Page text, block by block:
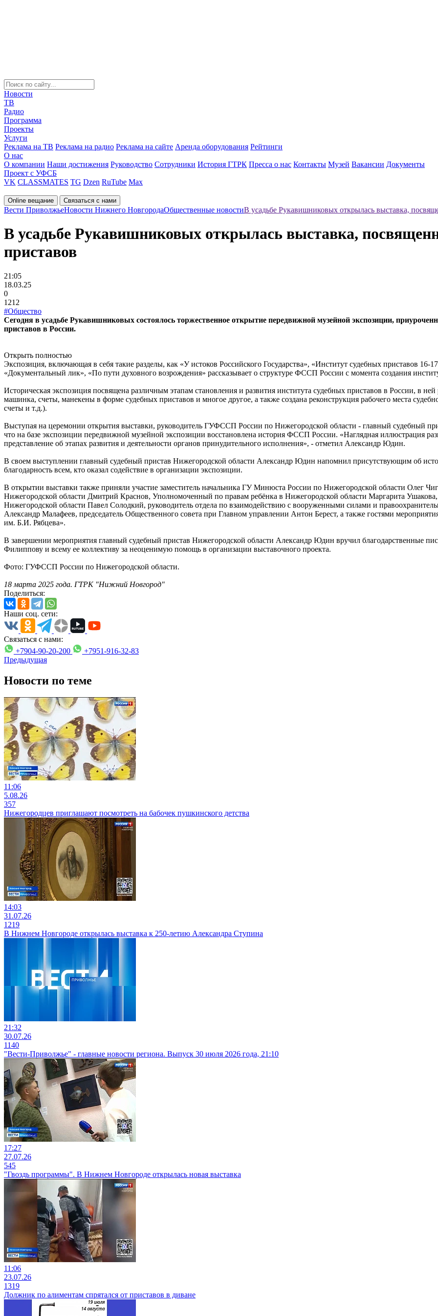
Новости
ТВ
Радио
Программа
Проекты
Услуги
Реклама на ТВ Реклама на радио Реклама на сайте Аренда оборудования Рейтинги
О нас
О компании Наши достижения Руководство Сотрудники История ГТРК Пресса о нас Контакты Музей Вакансии Документы
Проект с УФСБ
VK CLASSMATES TG Dzen RuTube Max
Online вещание Связаться с нами
Вести ПриволжьеНовости Нижнего НовгородаОбщественные новостиВ усадьбе Рукавишниковых открылась выставка,
В усадьбе Рукавишниковых открылась выставка,
приставов
21:05
18.03.25
0
1212
#Общество
Сегодня в усадьбе Рукавишниковых состоялось торжественное открытие передвижной музейной экспозиции,
приставов в России.
Открыть полностью
Экспозиция, включающая в себя такие разделы, как «У истоков Российского Государства», «Институт судебных приставов
«Документальный лик», «По пути духовного возрождения» рассказывает о структуре ФССП России с момента создания
Историческая экспозиция посвящена различным этапам становления и развития института судебных приставов в России, в
машинка, счеты, манекены в форме судебных приставов и многое другое, а также создана реконструкция рабочего места
счеты и т.д.).
Выступая на церемонии открытия выставки, руководитель ГУФССП России по Нижегородской области - главный судебный
что на базе экспозиции передвижной музейной экспозиции восстановлена история ФССП России. «Наглядная иллюстрация
представление об этапах развития и деятельности органов принудительного исполнения», - отметил Александр Юдин.
В своем выступлении главный судебный пристав Нижегородской области Александр Юдин напомнил присутствующим об
благодарность всем, кто оказал содействие в организации экспозиции.
В открытии выставки также приняли участие заместитель начальника ГУ Минюста России по Нижегородской области Олег
Нижегородской области Дмитрий Краснов, Уполномоченный по правам ребёнка в Нижегородской области Маргарита
Нижегородской области Павел Солодкий, руководитель отдела по взаимодействию с вооруженными силами и
Александр Малафеев, председатель Общественного совета при Главном управлении Антон Берест, а также гостями
им. Б.И. Рябцева».
В завершении мероприятия главный судебный пристав Нижегородской области Александр Юдин вручил благодарственные
Филиппову и всему ее коллективу за неоценимую помощь в организации выставочного проекта.
Фото: ГУФССП России по Нижегородской области.
18 марта 2025 года. ГТРК "Нижний Новгород"
Поделиться:
Наши соц. сети:
Связаться с нами:
+7904-90-20-200
+7951-916-32-83
Предыдущая
Новости по теме
11:06
5.08.26
357
Нижегородцев приглашают посмотреть на бабочек пушкинского детства
14:03
31.07.26
1219
В Нижнем Новгороде открылась выставка к 250-летию Александра Ступина
21:32
30.07.26
1140
"Вести-Приволжье" - главные новости региона. Выпуск 30 июля 2026 года, 21:10
17:27
27.07.26
545
"Гвоздь программы". В Нижнем Новгороде открылась новая выставка
11:06
23.07.26
1319
Должник по алиментам спрятался от приставов в диване